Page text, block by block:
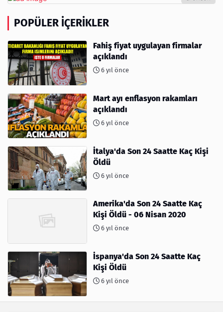
POPÜLER İÇERIKLER
Fahiş fiyat uygulayan firmalar
açıklandı
6 yıl önce
Mart ayı enflasyon rakamları
açıklandı
6 yıl önce
İtalya'da Son 24 Saatte Kaç Kişi
Öldü
6 yıl önce
Amerika'da Son 24 Saatte Kaç
Kişi Öldü - 06 Nisan 2020
6 yıl önce
İspanya'da Son 24 Saatte Kaç
Kişi Öldü
6 yıl önce